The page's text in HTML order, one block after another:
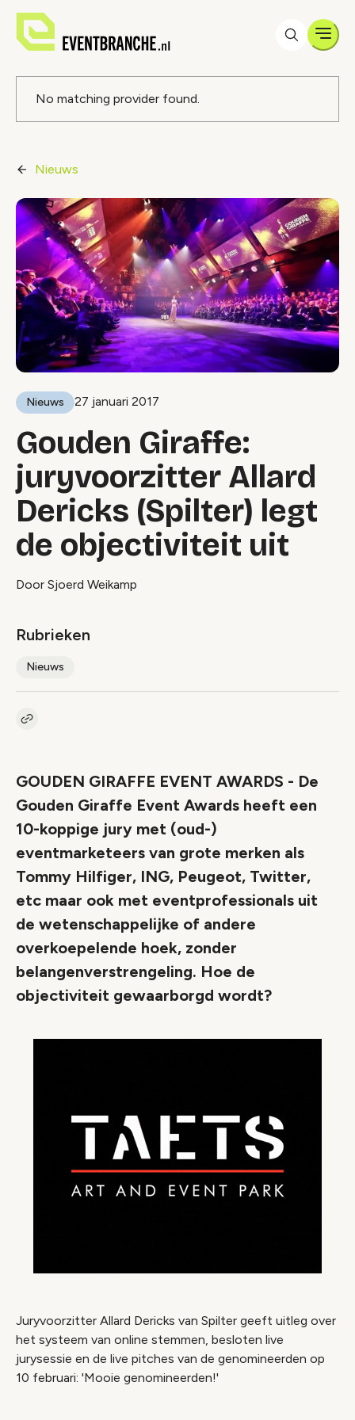
Foutmelding
No matching provider found.
Nieuws
Nieuws 27 januari 2017
Gouden Giraffe:
juryvoorzitter Allard
Dericks (Spilter) legt
de objectiviteit uit
Door Sjoerd Weikamp
Rubrieken
Nieuws
Kopieer link naar artikel
GOUDEN GIRAFFE EVENT AWARDS - De
Gouden Giraffe Event Awards heeft een
10-koppige jury met (oud-)
eventmarketeers van grote merken als
Tommy Hilfiger, ING, Peugeot, Twitter,
etc maar ook met eventprofessionals uit
de wetenschappelijke of andere
overkoepelende hoek, zonder
belangenverstrengeling. Hoe de
objectiviteit gewaarborgd wordt?
Juryvoorzitter Allard Dericks van Spilter geeft uitleg over
het systeem van online stemmen, besloten live
jurysessie en de live pitches van de genomineerden op
10 februari: 'Mooie genomineerden!'